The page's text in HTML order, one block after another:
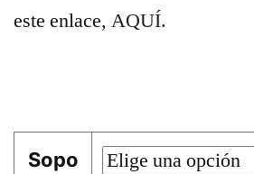
este enlace, AQUÍ.
Sopo